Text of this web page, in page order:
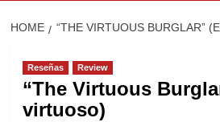
HOME “THE VIRTUOUS BURGLAR”
Reseñas Review
“The Virtuous
virtuoso)